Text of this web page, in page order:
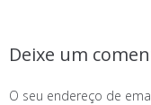
Deixe um
O seu endereço de